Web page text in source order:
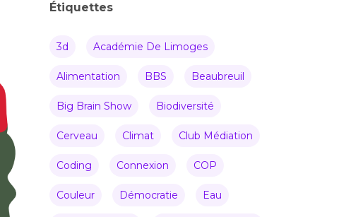
Étiquettes
3d Académie De Limoges
Alimentation BBS Beaubreuil
Big Brain Show Biodiversité
Cerveau Climat Club Médiation
Coding Connexion COP
Couleur Démocratie Eau